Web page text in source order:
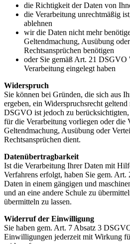
die Richtigkeit der Daten von
die Verarbeitung unrechtmäßig
ablehnen
wir die Daten nicht mehr
Geltendmachung, Ausübung
Rechtsansprüchen benötigen
oder Sie gemäß Art. 21 DSGVO
Verarbeitung eingelegt haben
Widerspruch
Sie können bei Gründen, die sich aus
ergeben, ein Widerspruchsrecht
DSGVO ist jedoch zu
für die Verarbeitung vorliegen oder die
Geltendmachung, Ausübung oder
Rechtsansprüchen dient.
Datenübertragbarkeit
Ist die Verarbeitung Ihrer Daten mit
Verfahrens erfolgt, haben Sie gem.
Daten in einem gängigen und
und an eine andere Schule zu
übermitteln zu lassen.
Widerruf der Einwilligung
Sie haben gem. Art. 7 Absatz 3
Einwilligungen jederzeit mit Wirkung